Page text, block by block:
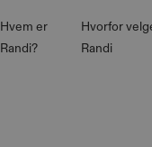
Hvem er
Randi?
Hvorfor
Randi